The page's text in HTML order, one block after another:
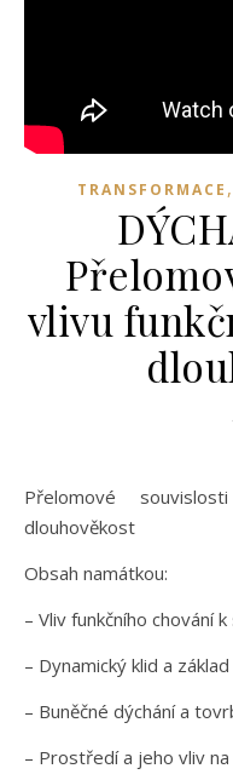
TRANSFORMACE ,
vlivu
Přelomové souvislosti vlivu funkčního dýchání na
dlouhověkost
Obsah namátkou:
– Vliv funkčního chování
– Dynamický klid a
– Buněčné dýchání a
– Prostředí a jeho vliv